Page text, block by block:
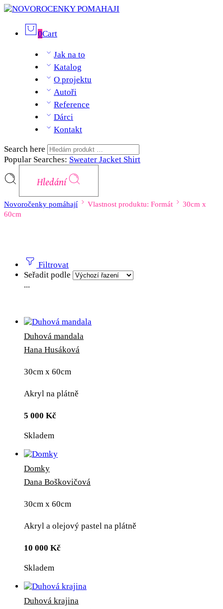
0Cart
Jak na to
Katalog
O projektu
Autoři
Reference
Dárci
Kontakt
Search here
Popular Searches: Sweater Jacket Shirt
Hledání
Novoročenky pomáhají Vlastnost produktu: Formát
30cm x
60cm
Filtrovat
Seřadit podle
...
Duhová mandala
Hana Husáková
30cm x 60cm
Akryl na plátně
5 000 Kč
Skladem
Domky
Dana Boškovičová
30cm x 60cm
Akryl a olejový pastel na plátně
10 000 Kč
Skladem
Duhová krajina